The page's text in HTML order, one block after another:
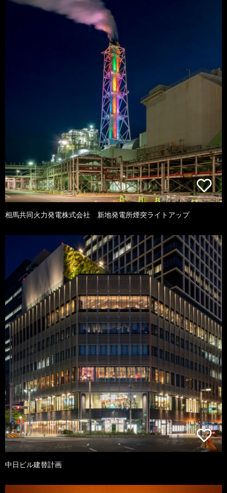
相馬共同火力発電株式会社 新地発電所煙突ライトアップ
中日ビル建替計画